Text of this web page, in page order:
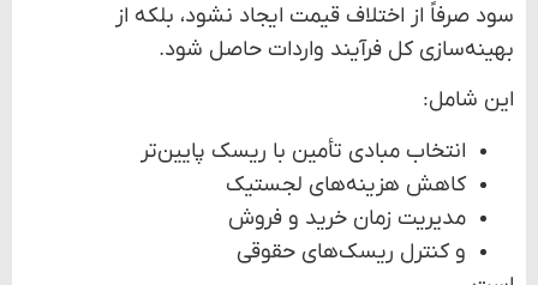
سود صرفاً از اختلاف قیمت ایجاد نشود، بلکه از
بهینه‌سازی کل فرآیند واردات حاصل شود.
این شامل:
انتخاب مبادی تأمین با ریسک پایین‌تر
کاهش هزینه‌های لجستیک
مدیریت زمان خرید و فروش
و کنترل ریسک‌های حقوقی